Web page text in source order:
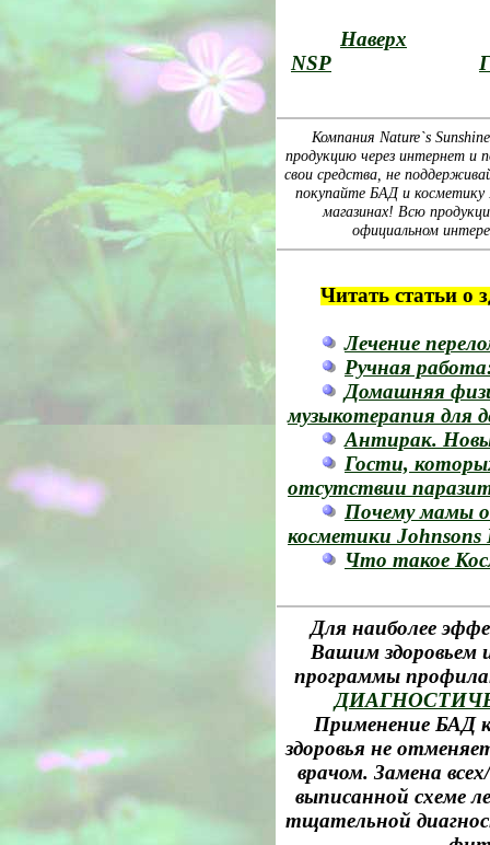
Наверх
NSP
Компания Nature`s
продукцию через интернет и
свои средства, не
покупайте БАД и
магазинах! Всю
официальном
Читать статьи о
Лечение
Ручная
Домашняя
музыкотерапия для
Антирак.
Гости,
отсутствии
Почему мамы
косметики Johnsons
Что такое
Для наиболее
Вашим здоровьем
программы
Применение БАД
здоровья не
врачом. Замена
выписанной схеме
тщательной